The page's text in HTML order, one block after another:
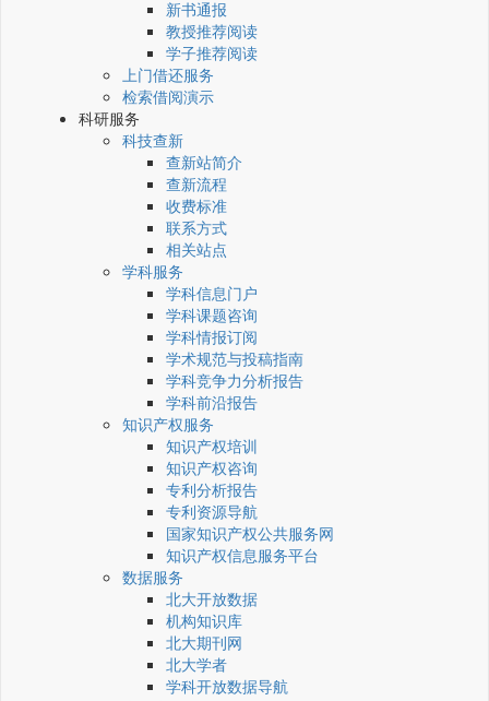
新书通报
教授推荐阅读
学子推荐阅读
上门借还服务
检索借阅演示
科研服务
科技查新
查新站简介
查新流程
收费标准
联系方式
相关站点
学科服务
学科信息门户
学科课题咨询
学科情报订阅
学术规范与投稿指南
学科竞争力分析报告
学科前沿报告
知识产权服务
知识产权培训
知识产权咨询
专利分析报告
专利资源导航
国家知识产权公共服务网
知识产权信息服务平台
数据服务
北大开放数据
机构知识库
北大期刊网
北大学者
学科开放数据导航